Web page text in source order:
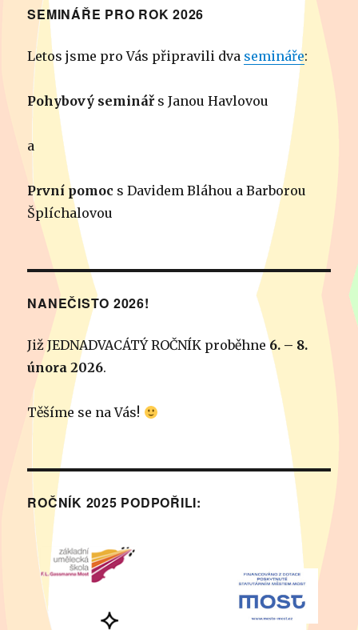
SEMINÁŘE PRO ROK 2026
Letos jsme pro Vás připravili dva semináře:
Pohybový seminář s Janou Havlovou
a
První pomoc s Davidem Bláhou a Barborou
Šplíchalovou
NANEČISTO 2026!
Již JEDNADVACÁTÝ ROČNÍK proběhne6. – 8.
února 2026.
Těšíme se na Vás!
ROČNÍK 2025 PODPOŘILI: